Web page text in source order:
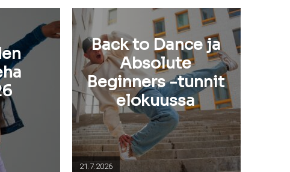
Back to Dance ja
Absolute
Beginners -tunnit
elokuussa
21.7.2026